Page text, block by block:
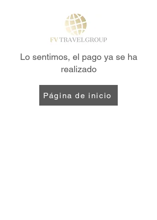
Lo sentimos, el pago ya se ha
realizado
Página de inicio